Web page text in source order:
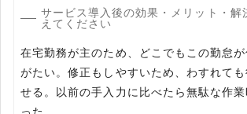
サービス導入後の効果・メリット・解
えてください
在宅勤務が主のため、どこでもこの勤怠
がたい。修正もしやすいため、わすれて
せる。以前の手入力に比べたら無駄な作